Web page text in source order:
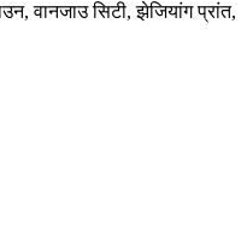
वानजाउ सिटी, झेजियांग प्रांत,